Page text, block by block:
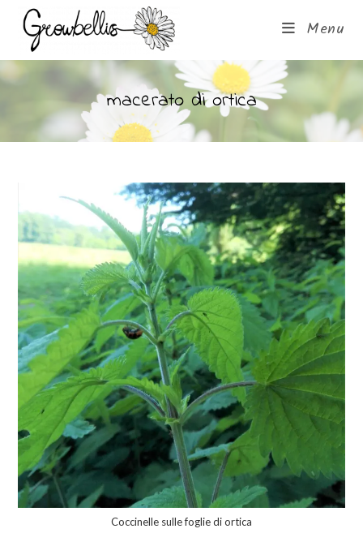
Menu
macerato di ortica
Coccinelle sulle foglie di ortica